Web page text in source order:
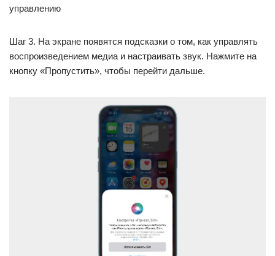
управлению
Шаг 3. На экране появятся подсказки о том, как управлять
воспроизведением медиа и настраивать звук. Нажмите на
кнопку «Пропустить», чтобы перейти дальше.